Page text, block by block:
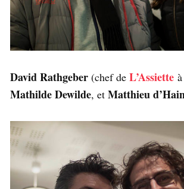
David Rathgeber (chef de L’Assiette
Mathilde Dewilde, et Matthieu